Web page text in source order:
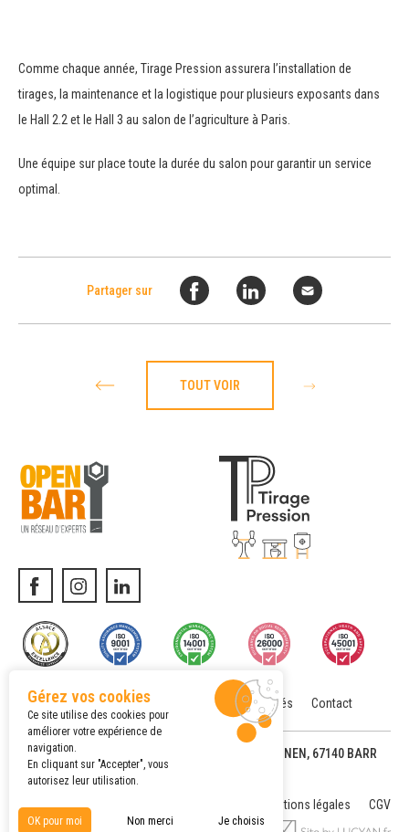
Comme chaque année, Tirage Pression assurera l’installation de
tirages, la maintenance et la logistique pour plusieurs exposants dans
le Hall 2.2 et le Hall 3 au salon de l’agriculture à Paris.
Une équipe sur place toute la durée du salon pour garantir un service
optimal.
Partager sur
TOUT VOIR
Menu Location matériel Actualités Contact
© TIRAGE PRESSION, 4, IMPASSE DU NEUBRUNNEN, 67140 BARR
Mentions légales
CGV
Gérez vos cookies
Ce site utilise des cookies pour
améliorer votre expérience de
navigation.
En cliquant sur "Accepter", vous
autorisez leur utilisation.
OK pour moi Non merci Je choisis